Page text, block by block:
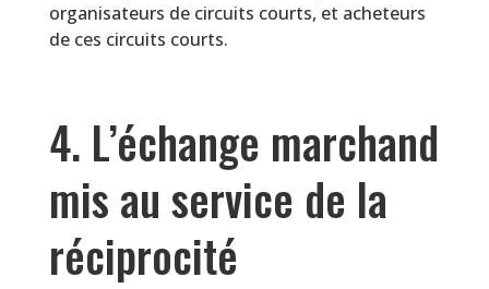
organisateurs de circuits courts, et acheteurs
de ces circuits courts.
4. L’échange marchand
mis au service de la
réciprocité